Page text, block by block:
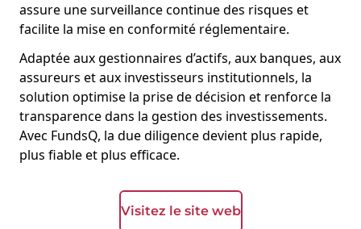
assure une surveillance continue des risques et
facilite la mise en conformité réglementaire.
Adaptée aux gestionnaires d’actifs, aux banques, aux
assureurs et aux investisseurs institutionnels, la
solution optimise la prise de décision et renforce la
transparence dans la gestion des investissements.
Avec FundsQ, la due diligence devient plus rapide,
plus fiable et plus efficace.
Visitez le site web